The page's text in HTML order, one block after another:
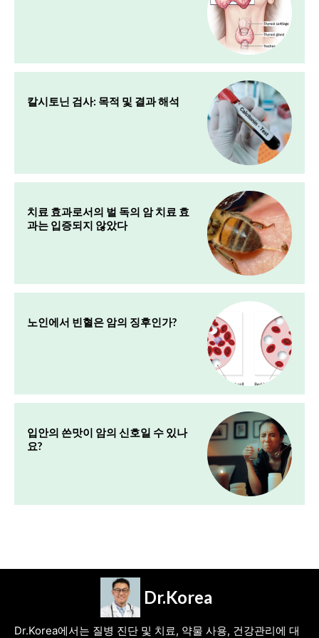
칼시토닌 검사: 목적 및 결과 해석
치료 효과로서의 벌 독의 암 치료 효
과는 입증되지 않았다
노인에서 빈혈은 암의 징후인가?
입안의 쓴맛이 암의 신호일 수 있나
요?
Dr.Korea
Dr.Korea에서는 질병 진단 및 치료, 약물 사용, 건강관리에 대